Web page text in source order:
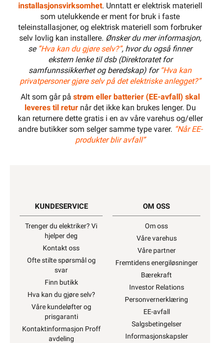
installasjonsvirksomhet. Unntatt er elektrisk materiell
som utelukkende er ment for bruk i faste
teleinstallasjoner, og elektrisk materiell som forbruker
selv lovlig kan installere. Ønsker du mer informasjon,
se ”Hva kan du gjøre selv?”, hvor du også finner
ekstern lenke til dsb (Direktoratet for
samfunnssikkerhet og beredskap) for “Hva kan
privatpersoner gjøre selv på det elektriske anlegget?”
Alt som går på strøm eller batterier (EE-avfall) skal
leveres til returnår det ikke kan brukes lenger. Du
kan returnere dette gratis i en av våre varehus og/eller
andre butikker som selger samme type varer. “Når EE-
produkter blir avfall”
KUNDESERVICE
Trenger du elektriker? Vi
hjelper deg
Kontakt oss
Ofte stilte spørsmål og
svar
Finn butikk
Hva kan du gjøre selv?
Våre kundeløfter og
prisgaranti
Kontaktinformasjon Proff
avdeling
OM OSS
Om oss
Våre varehus
Våre partner
Fremtidens energiløsninger
Bærekraft
Investor Relations
Personvernerklæring
EE-avfall
Salgsbetingelser
Informasjonskapsler